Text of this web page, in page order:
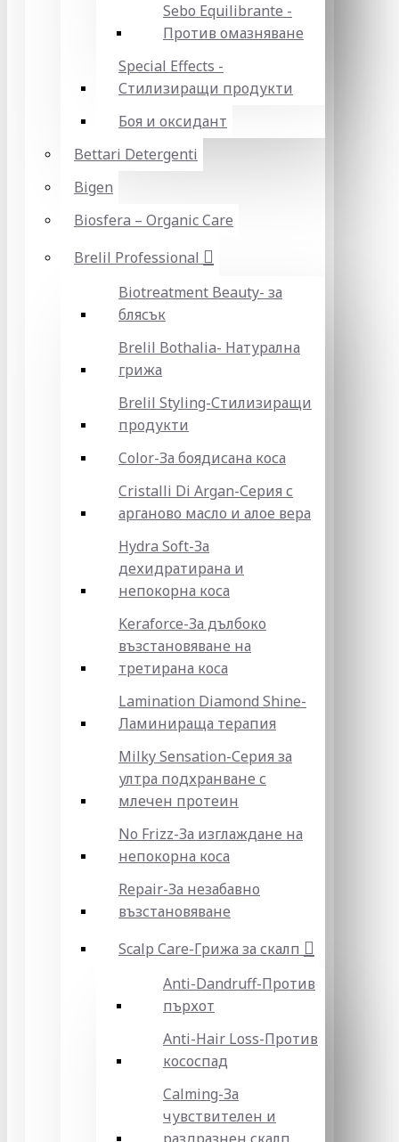
Sebo Equilibrante -
Против омазняване
Special Effects -
Стилизиращи продукти
Боя и оксидант
Bettari Detergenti
Bigen
Biosfera – Organic Care
Brelil Professional
Biotreatment Beauty- за
блясък
Brelil Bothalia- Натурална
грижа
Brelil Styling-Стилизиращи
продукти
Color-За боядисана коса
Cristalli Di Argan-Серия с
арганово масло и алое вера
Hydra Soft-За
дехидратирана и
непокорна коса
Keraforce-За дълбоко
възстановяване на
третирана коса
Lamination Diamond Shine-
Ламинираща терапия
Milky Sensation-Серия за
ултра подхранване с
млечен протеин
No Frizz-За изглаждане на
непокорна коса
Repair-За незабавно
възстановяване
Scalp Care-Грижа за скалп
Anti-Dandruff-Против
пърхот
Anti-Hair Loss-Против
кососпад
Calming-За
чувствителен и